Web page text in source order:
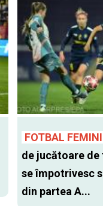
FOTBAL
de jucătoare
se împotrivesc
din partea A...